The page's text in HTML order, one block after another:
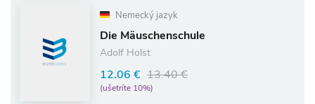
Nemecký jazyk
Die Mäuschenschule
Adolf Holst
12.06 € 13.40 €
(ušetríte 10%)